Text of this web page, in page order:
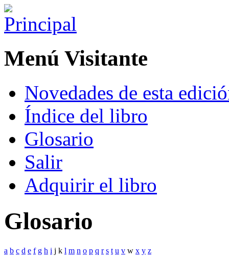
Menú Visitante
Novedades de esta
Índice del libro
Glosario
Salir
Adquirir el libro
Glosario
a b c d e f g h i j k l m n o p q r s t u v w x y z